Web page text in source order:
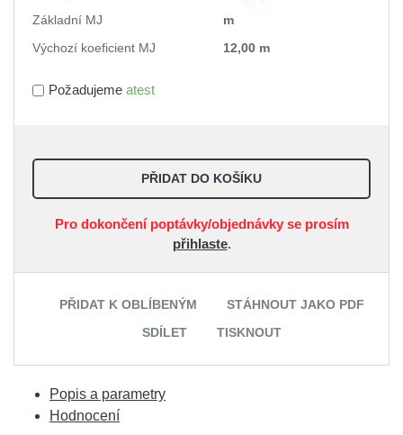
Základní MJ
m
Výchozí koeficient MJ
12,00 m
Požadujeme atest
PŘIDAT DO KOŠÍKU
Pro dokončení poptávky/objednávky se prosím
přihlaste.
PŘIDAT K OBLÍBENÝM
STÁHNOUT JAKO PDF
SDÍLET
TISKNOUT
Popis a parametry
Hodnocení